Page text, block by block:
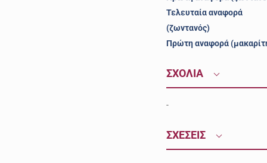
Τελευταία αναφορά
(ζωντανός)
Πρώτη αναφορά
ΣΧΟΛΙΑ
-
ΣΧΕΣΕΙΣ